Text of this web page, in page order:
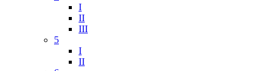
I
II
III
5
I
II